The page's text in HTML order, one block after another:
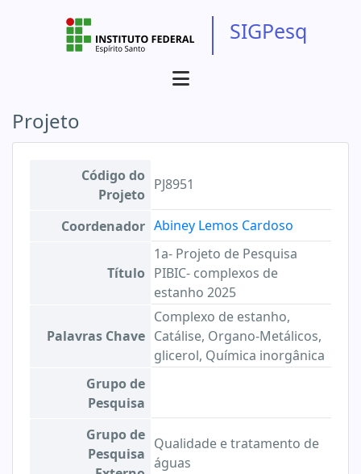
SIGPesq
Projeto
Código do
Projeto
PJ8951
Coordenador Abiney Lemos Cardoso
Título
1a- Projeto de Pesquisa
PIBIC- complexos de
estanho 2025
Palavras Chave
Complexo de estanho,
Catálise, Organo-Metálicos,
glicerol, Química inorgânica
Grupo de
Pesquisa
Grupo de
Pesquisa
Qualidade e tratamento de
águas